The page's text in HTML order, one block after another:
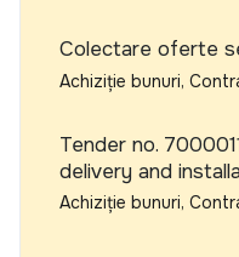
Colectare oferte
Achiziție bunuri,
Tender no.
delivery and
Achiziție bunuri,